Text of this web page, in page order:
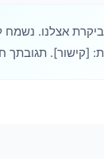
אצלנו.